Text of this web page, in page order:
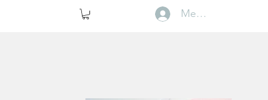
Membros